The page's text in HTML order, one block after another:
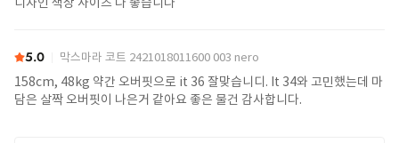
5.0 막스마라 코트 2421018011600 003 nero
158cm, 48kg 약간 오버핏으로 it 36 잘맞습니디. It 34와 고민했는데 마
담은 살짝 오버핏이 나은거 같아요 좋은 물건 감사합니다.